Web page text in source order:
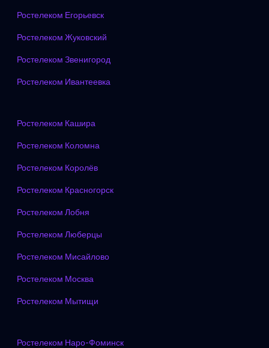
Ростелеком Егорьевск
Ростелеком Жуковский
Ростелеком Звенигород
Ростелеком Ивантеевка
Ростелеком Кашира
Ростелеком Коломна
Ростелеком Королёв
Ростелеком Красногорск
Ростелеком Лобня
Ростелеком Люберцы
Ростелеком Мисайлово
Ростелеком Москва
Ростелеком Мытищи
Ростелеком Наро-Фоминск